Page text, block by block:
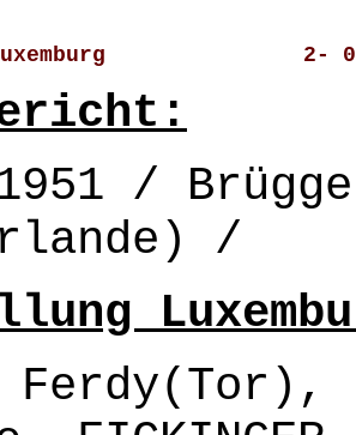
2-
/
/
Ferdy(Tor),